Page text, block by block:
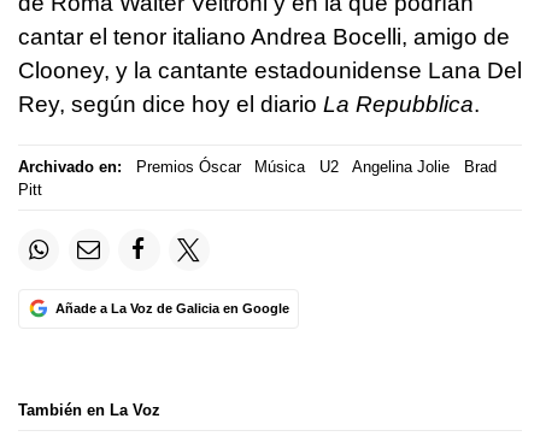
cantar el tenor italiano Andrea Bocelli, amigo de
Clooney, y la cantante estadounidense Lana Del
Rey, según dice hoy el diario La Repubblica.
Archivado en: Premios Óscar Música U2 Angelina Jolie
Brad
Pitt
Añade a La Voz de Galicia en Google
También en La Voz